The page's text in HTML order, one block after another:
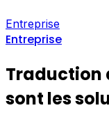
Entreprise
Entreprise
Traduction
sont les